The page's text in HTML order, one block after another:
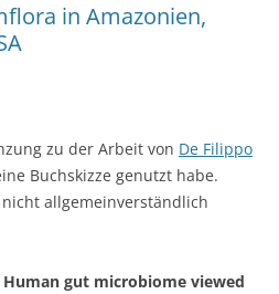
in Amazonien,
zu der Arbeit von De Filippo
Buchskizze genutzt habe.
allgemeinverständlich
gut microbiome viewed